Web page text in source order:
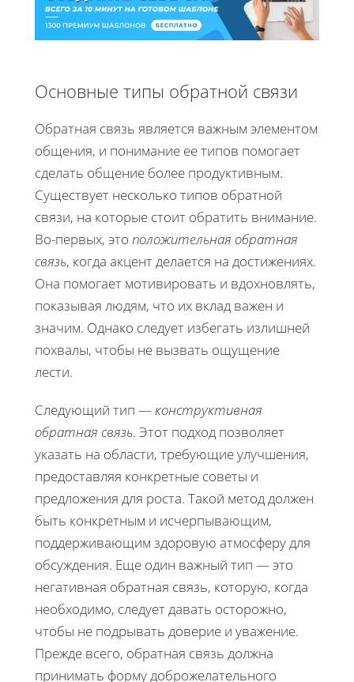
Основные типы обратной связи
Обратная связь является важным элементом
общения, и понимание ее типов помогает
сделать общение более продуктивным.
Существует несколько типов обратной
связи, на которые стоит обратить внимание.
Во-первых, это положительная обратная
связь, когда акцент делается на достижениях.
Она помогает мотивировать и вдохновлять,
показывая людям, что их вклад важен и
значим. Однако следует избегать излишней
похвалы, чтобы не вызвать ощущение
лести.
Следующий тип —конструктивная
обратная связь. Этот подход позволяет
указать на области, требующие улучшения,
предоставляя конкретные советы и
предложения для роста. Такой метод должен
быть конкретным и исчерпывающим,
поддерживающим здоровую атмосферу для
обсуждения. Еще один важный тип — это
негативная обратная связь, которую, когда
необходимо, следует давать осторожно,
чтобы не подрывать доверие и уважение.
Прежде всего, обратная связь должна
принимать форму доброжелательного